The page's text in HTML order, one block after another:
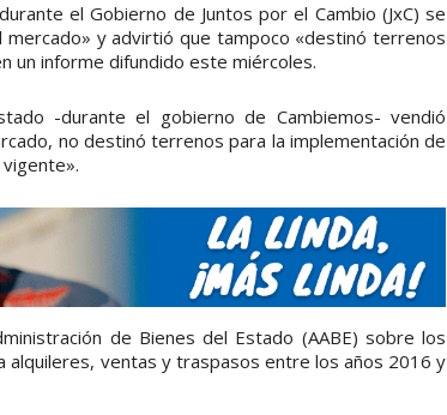
el Gobierno de Juntos por el Cambio (JxC) se
y advirtió que tampoco «destinó terrenos
un informe difundido este miércoles.
-durante el gobierno de Cambiemos- vendió
no destinó terrenos para la implementación de
de Bienes del Estado (AABE) sobre los
ventas y traspasos entre los años 2016 y